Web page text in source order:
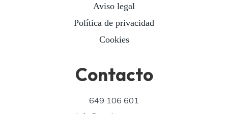
Aviso legal
Política de privacidad
Cookies
Contacto
649 106 601